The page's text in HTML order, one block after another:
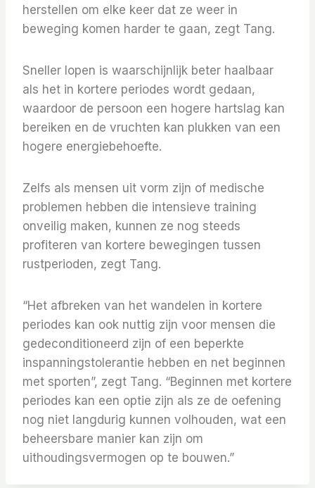
herstellen om elke keer dat ze weer in
beweging komen harder te gaan, zegt Tang.
Sneller lopen is waarschijnlijk beter haalbaar
als het in kortere periodes wordt gedaan,
waardoor de persoon een hogere hartslag kan
bereiken en de vruchten kan plukken van een
hogere energiebehoefte.
Zelfs als mensen uit vorm zijn of medische
problemen hebben die intensieve training
onveilig maken, kunnen ze nog steeds
profiteren van kortere bewegingen tussen
rustperioden, zegt Tang.
“Het afbreken van het wandelen in kortere
periodes kan ook nuttig zijn voor mensen die
gedeconditioneerd zijn of een beperkte
inspanningstolerantie hebben en net beginnen
met sporten”, zegt Tang. “Beginnen met kortere
periodes kan een optie zijn als ze de oefening
nog niet langdurig kunnen volhouden, wat een
beheersbare manier kan zijn om
uithoudingsvermogen op te bouwen.”